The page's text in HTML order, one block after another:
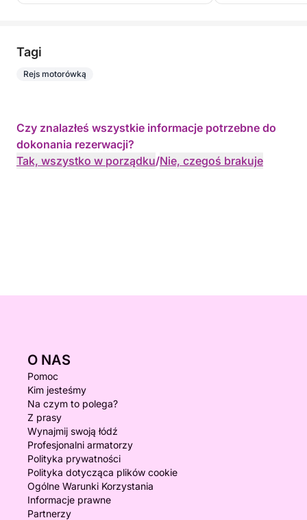
Tagi
Rejs motorówką
Czy znalazłeś wszystkie informacje potrzebne do
dokonania rezerwacji?
Tak, wszystko w porządku/Nie, czegoś brakuje
O NAS
Pomoc
Kim jesteśmy
Na czym to polega?
Z prasy
Wynajmij swoją łódź
Profesjonalni armatorzy
Polityka prywatności
Polityka dotycząca plików cookie
Ogólne Warunki Korzystania
Informacje prawne
Partnerzy